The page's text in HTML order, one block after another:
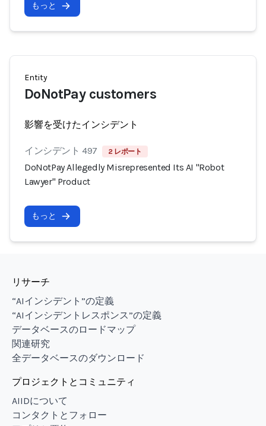
もっと
Entity
DoNotPay customers
影響を受けたインシデント
インシデント 497 2 レポート
DoNotPay Allegedly Misrepresented Its AI "Robot
Lawyer" Product
もっと
リサーチ
“AIインシデント”の定義
“AIインシデントレスポンス”の定義
データベースのロードマップ
関連研究
全データベースのダウンロード
プロジェクトとコミュニティ
AIIDについて
コンタクトとフォロー